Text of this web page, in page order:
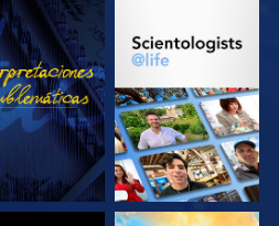
VE
EXPLORA LAS